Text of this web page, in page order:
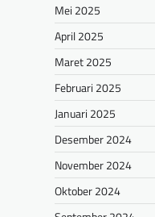
Mei 2025
April 2025
Maret 2025
Februari 2025
Januari 2025
Desember 2024
November 2024
Oktober 2024